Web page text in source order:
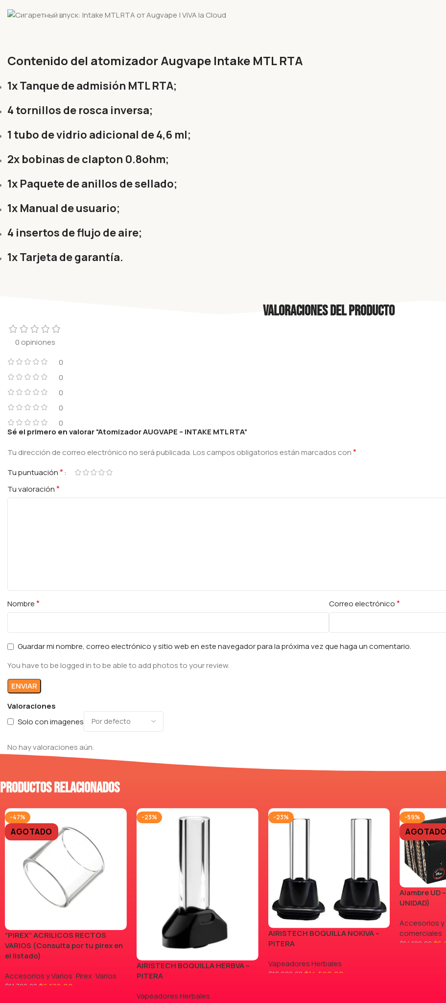
Contenido del atomizador Augvape Intake MTL RTA
1x Tanque de admisión MTL RTA;
4 tornillos de rosca inversa;
1 tubo de vidrio adicional de 4,6 ml;
2x bobinas de clapton 0.8ohm;
1x Paquete de anillos de sellado;
1x Manual de usuario;
4 insertos de flujo de aire;
1x Tarjeta de garantía.
Valoraciones del producto
0 opiniones
0
0
0
0
0
Valoraciones
Solo con imagenes
No hay valoraciones aún.
Sé el primero en valorar “Atomizador AUGVAPE – INTAKE MTL RTA”
Tu dirección de correo electrónico no será publicada.Los campos obligatorios están marcados con*
Tu puntuación*
Tu valoración*
Nombre* Correo electrónico*
Guardar mi nombre, correo electrónico y sitio web en este navegador para la próxima vez que haga un comentario.
You have to be logged in to be able to add photos to your review.
Productos relacionados
-47%
AGOTADO
“PIREX” ACRILICOS RECTOS
VARIOS (Consulta por tu pirex en
el listado)
Accesorios y Varios, Pirex, Varios
$11.700,00 $6.170,00
-23%
AIRISTECH BOQUILLA HERBVA –
PITERA
Vapeadores Herbales
-23%
AIRISTECH BOQUILLA NOKIVA –
PITERA
Vapeadores Herbales
$18.900,00 $14.500,00
-59%
AGOTADO
Alambre UD
UNIDAD)
Accesorios y
comerciales
$14.100,00 $